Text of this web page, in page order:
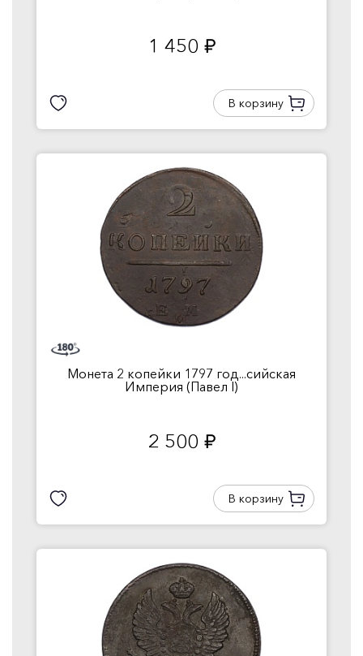
1 450 руб.
В корзину
Монета 2 копейки 1797 год...сийская
Империя (Павел I)
2 500 руб.
В корзину